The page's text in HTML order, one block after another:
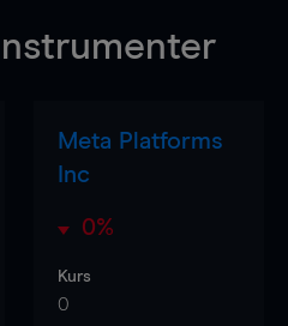
Meta Platforms
Inc
0%
Kurs
0